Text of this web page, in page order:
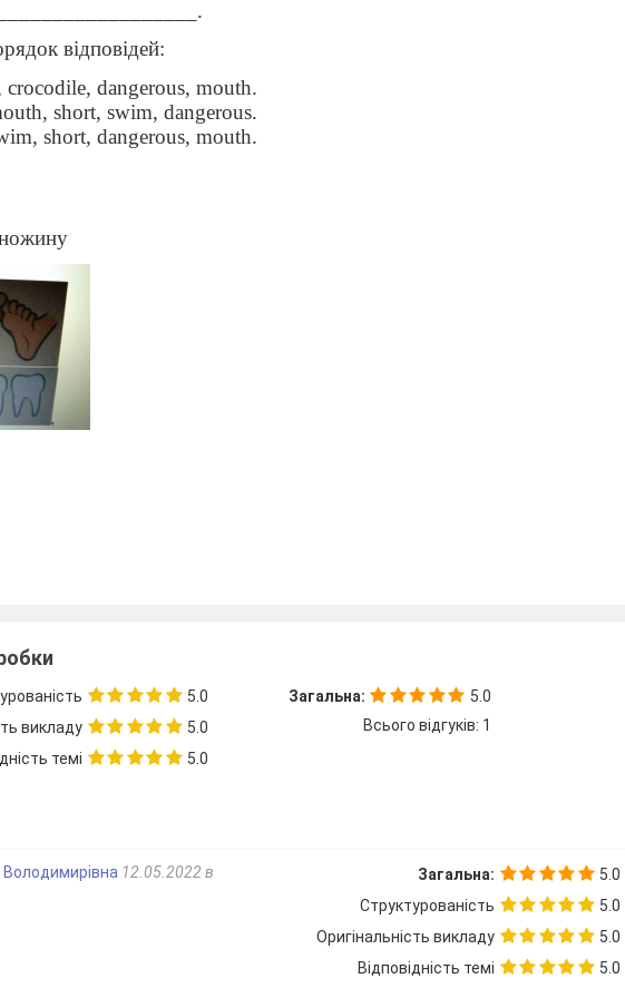
відповідей:
crocodile, dangerous, mouth.
short, swim, dangerous.
short, dangerous, mouth.
have? I have ______ fingers.
5.0
викладу
5.0
темі
5.0
Загальна:
5.0
Всього відгуків: 1
12.05.2022 в Загальна:
5.0
Структурованість
5.0
Оригінальність викладу
5.0
Відповідність темі
5.0